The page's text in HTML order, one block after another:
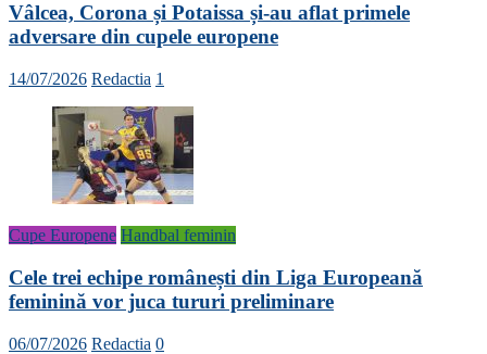
Vâlcea, Corona și Potaissa și-au aflat primele
adversare din cupele europene
14/07/2026 Redactia 1
Cupe Europene Handbal feminin
Cele trei echipe românești din Liga Europeană
feminină vor juca tururi preliminare
06/07/2026 Redactia 0